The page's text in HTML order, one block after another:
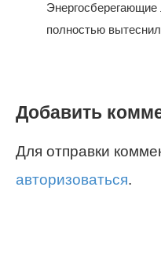
Энергосберегающие
полностью
Добавить
Для отправки
авторизоваться.